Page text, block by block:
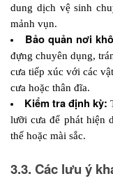
dung dịch vệ sinh
mảnh vụn.
Bảo quản nơi
đựng chuyên dụng,
cưa tiếp xúc với các
cưa hoặc thân đĩa.
Kiểm tra định kỳ:
lưỡi cưa để phát hiện
thế hoặc mài sắc.
3.3. Các lưu ý